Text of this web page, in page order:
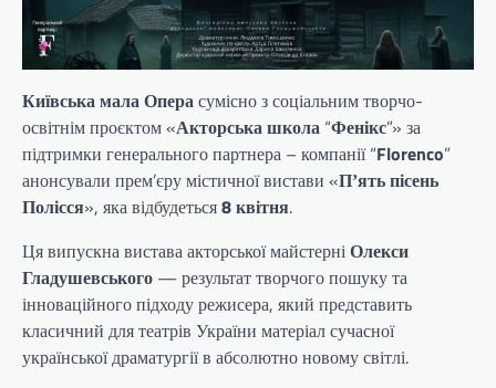
Київська мала Операсумісно з соціальним творчо-
освітнім проєктом «Акторськашкола “Фенікс”» за
підтримки генерального партнера – компанії “Florenco”
анонсували прем’єру містичної вистави «Пʼять пісень
Полісся», яка відбудеться8 квітня.
Ця випускна вистава акторської майстерніОлекси
Гладушевського — результат творчого пошуку та
інноваційного підходу режисера, який представить
класичний для театрів України матеріал сучасної
української драматургії в абсолютно новому світлі.